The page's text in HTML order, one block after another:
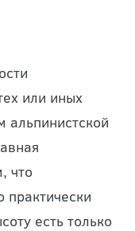
или иных
альпинистской
что
практически
есть только